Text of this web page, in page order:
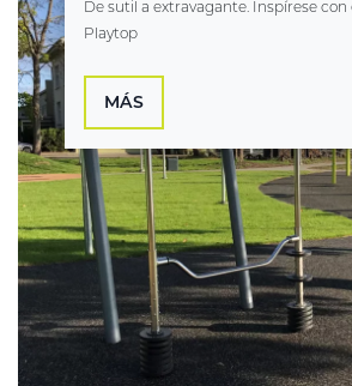
De sutil a extravagante. Inspírese con
Playtop
MÁS